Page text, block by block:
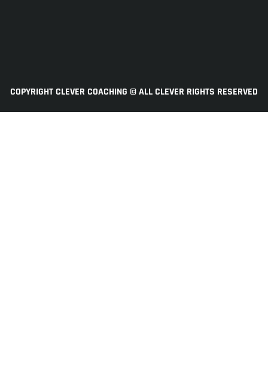
COPYRIGHT CLEVER COACHING © ALL CLEVER RIGHTS RESERVED